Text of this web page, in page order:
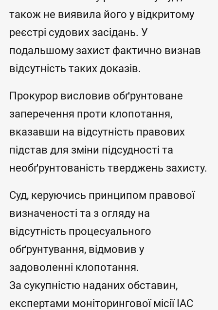
також не виявила його у відкритому
реєстрі судових засідань. У
подальшому захист фактично визнав
відсутність таких доказів.
Прокурор висловив обґрунтоване
заперечення проти клопотання,
вказавши на відсутність правових
підстав для зміни підсудності та
необґрунтованість тверджень захисту.
Суд, керуючись принципом правової
визначеності та з огляду на
відсутність процесуального
обґрунтування, відмовив у
задоволенні клопотання.
За сукупністю наданих обставин,
експертами моніторингової місії IAC